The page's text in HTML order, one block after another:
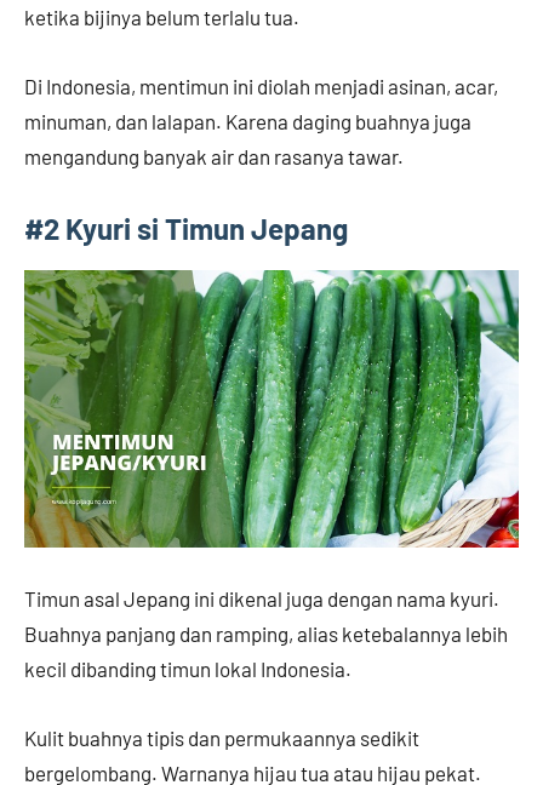
ketika bijinya belum terlalu tua.
Di Indonesia, mentimun ini diolah menjadi asinan, acar,
minuman, dan lalapan. Karena daging buahnya juga
mengandung banyak air dan rasanya tawar.
#2 Kyuri si Timun Jepang
Timun asal Jepang ini dikenal juga dengan nama kyuri.
Buahnya panjang dan ramping, alias ketebalannya lebih
kecil dibanding timun lokal Indonesia.
Kulit buahnya tipis dan permukaannya sedikit
bergelombang. Warnanya hijau tua atau hijau pekat.